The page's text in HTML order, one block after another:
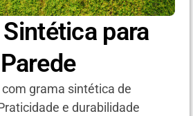
para
Parede
grama sintética de
e durabilidade